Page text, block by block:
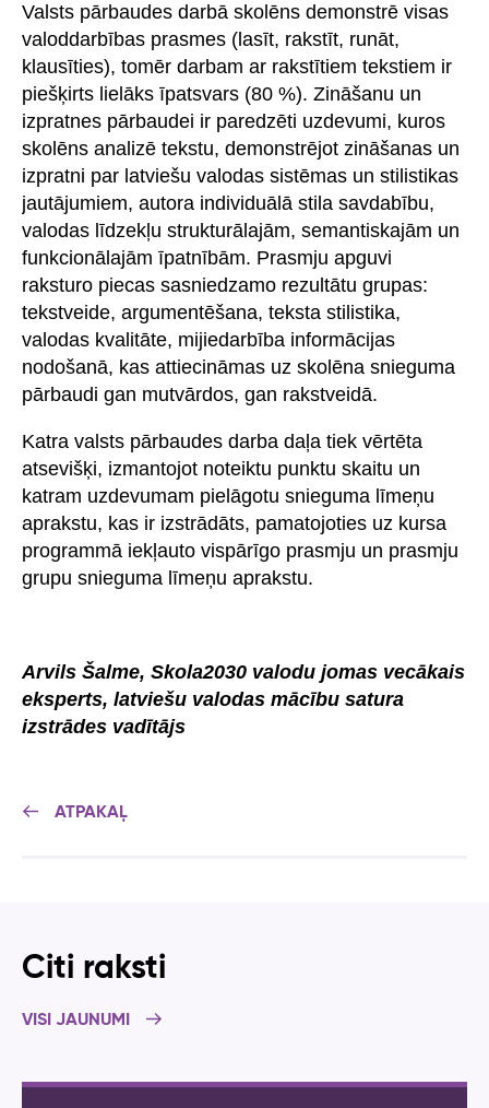
Valsts pārbaudes darbā skolēns demonstrē visas
valoddarbības prasmes (lasīt, rakstīt, runāt,
klausīties), tomēr darbam ar rakstītiem tekstiem ir
piešķirts lielāks īpatsvars (80 %). Zināšanu un
izpratnes pārbaudei ir paredzēti uzdevumi, kuros
skolēns analizē tekstu, demonstrējot zināšanas un
izpratni par latviešu valodas sistēmas un stilistikas
jautājumiem, autora individuālā stila savdabību,
valodas līdzekļu strukturālajām, semantiskajām un
funkcionālajām īpatnībām. Prasmju apguvi
raksturo piecas sasniedzamo rezultātu grupas:
tekstveide, argumentēšana, teksta stilistika,
valodas kvalitāte, mijiedarbība informācijas
nodošanā, kas attiecināmas uz skolēna snieguma
pārbaudi gan mutvārdos, gan rakstveidā.
Katra valsts pārbaudes darba daļa tiek vērtēta
atsevišķi, izmantojot noteiktu punktu skaitu un
katram uzdevumam pielāgotu snieguma līmeņu
aprakstu, kas ir izstrādāts, pamatojoties uz kursa
programmā iekļauto vispārīgo prasmju un prasmju
grupu snieguma līmeņu aprakstu.
Arvils Šalme, Skola2030 valodu jomas vecākais
eksperts, latviešu valodas mācību satura
izstrādes vadītājs
ATPAKAĻ
Citi raksti
VISI JAUNUMI